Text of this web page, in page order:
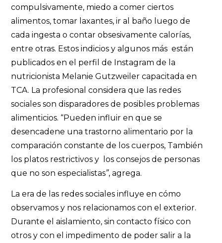
compulsivamente, miedo a comer ciertos
alimentos, tomar laxantes, ir al baño luego de
cada ingesta o contar obsesivamente calorías,
entre otras. Estos indicios y algunos más están
publicados en el perfil de Instagram de la
nutricionista Melanie Gutzweiler capacitada en
TCA. La profesional considera que las redes
sociales son disparadores de posibles problemas
alimenticios. “Pueden influir en que se
desencadene una trastorno alimentario por la
comparación constante de los cuerpos, También
los platos restrictivos y los consejos de personas
que no son especialistas”, agrega.
La era de las redes sociales influye en cómo
observamos y nos relacionamos con el exterior.
Durante el aislamiento, sin contacto físico con
otros y con el impedimento de poder salir a la